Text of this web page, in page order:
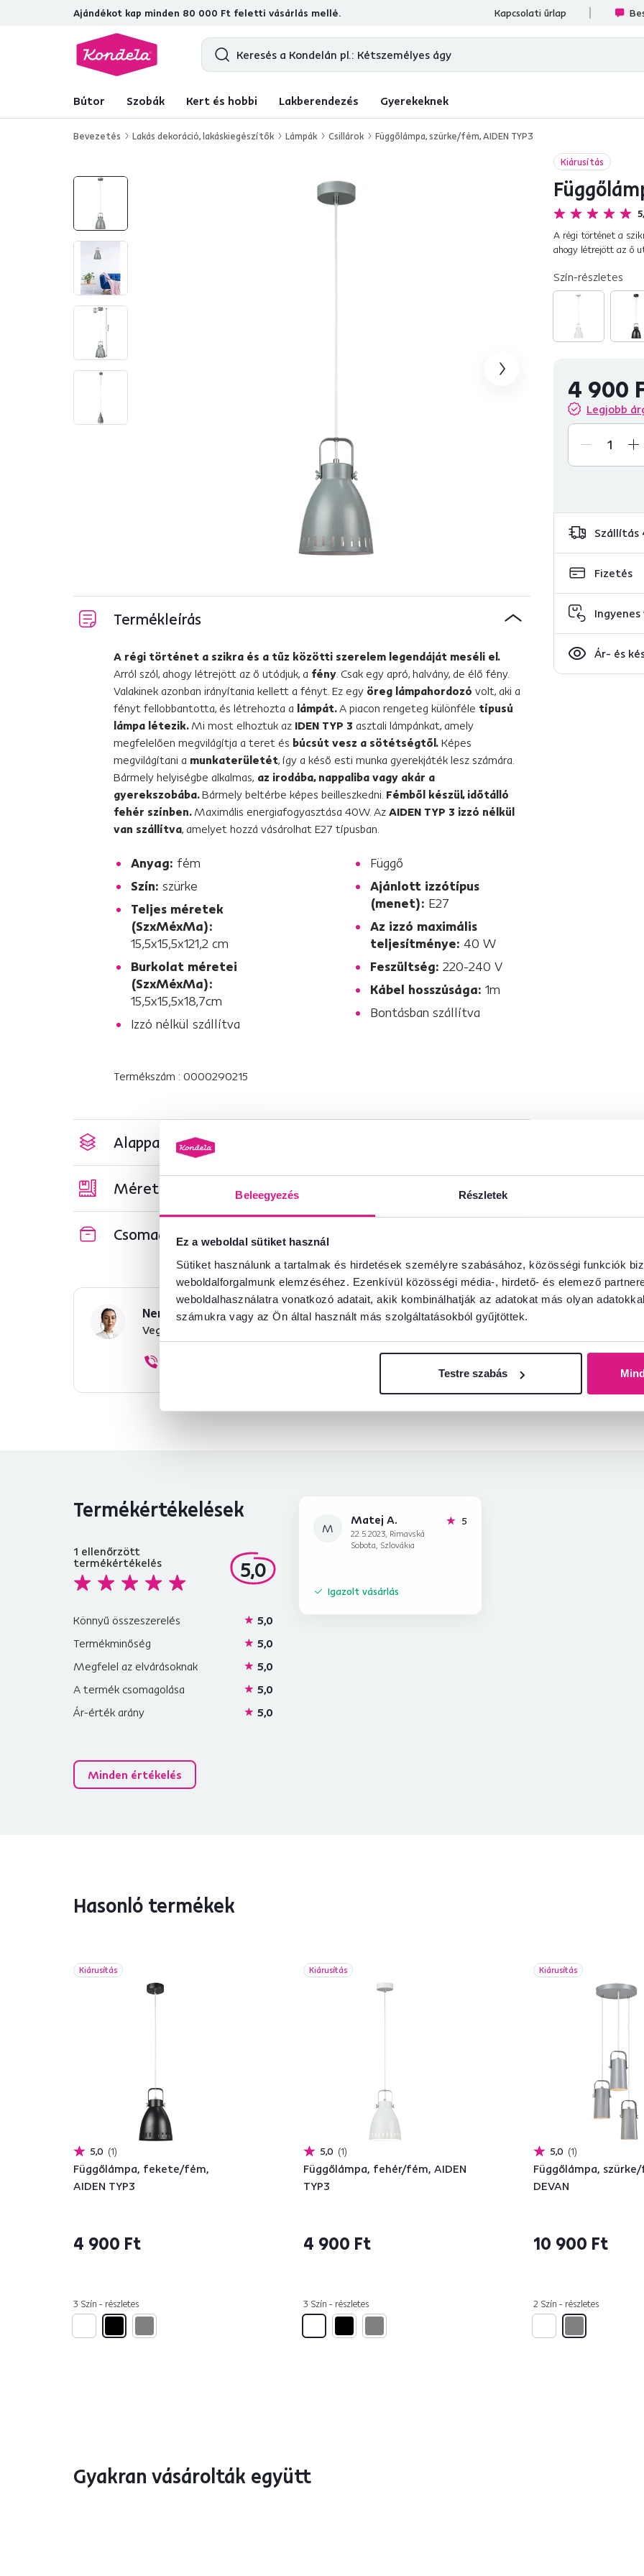
Beleegyezés Részletek
Ez a weboldal sütiket használ
Sütiket használunk a tartalmak és hirdetések személyre szabásához, közösségi funkciók
weboldalforgalmunk elemzéséhez. Ezenkívül közösségi média-, hirdető- és elemező
weboldalhasználatra vonatkozó adatait, akik kombinálhatják az adatokat más olyan
számukra vagy az Ön által használt más szolgáltatásokból gyűjtöttek.
Testre szabás
Ajándékot kap minden 80 000 Ft feletti vásárlás mellé.
4,7 31 285 ellenőrzött termékértékelések Kapcsolati űrlap
Bútor Szobák Kert és hobbi Lakberendezés Gyerekeknek
Bevezetés Lakás dekoráció, lakáskiegészítők Lámpák Csillárok Függőlámpa, szürke/fém, AIDEN TYP3
Kiárusítás
A régi történet a
ahogy létrejött az ő
Szín-részletes
4 900
Legjobb
Fizetés
Ár- és
Termékleírás
A régi történet a szikra és a tűz közötti szerelem legendáját meséli el.
Arról szól, ahogy létrejött az ő utódjuk, a fény. Csak egy apró, halvány, de élő fény.
Valakinek azonban irányítania kellett a fényt. Ez egy öreg lámpahordozó volt, aki a
fényt fellobbantotta, és létrehozta a lámpát.A piacon rengeteg különféle típusú
lámpa létezik. Mi most elhoztuk az IDEN TYP 3 asztali lámpánkat, amely
megfelelően megvilágítja a teret és búcsút vesz a sötétségtől. Képes
megvilágítani a munkaterületét, így a késő esti munka gyerekjáték lesz számára.
Bármely helyiségbe alkalmas, az irodába, nappaliba vagy akár a
gyerekszobába.Bármely beltérbe képes beilleszkedni. Fémből készül, időtálló
fehér színben. Maximális energiafogyasztása 40W. Az AIDEN TYP 3 izzó nélkül
van szállítva, amelyet hozzá vásárolhat E27 típusban.
Anyag: fém
Szín: szürke
Teljes méretek
(SzxMéxMa):
15,5x15,5x121,2 cm
Burkolat méretei
(SzxMéxMa):
15,5x15,5x18,7cm
Izzó nélkül szállítva
Függő
Ajánlott izzótípus
(menet): E27
Az izzó maximális
teljesítménye: 40 W
Feszültség: 220-240 V
Kábel hosszúsága: 1m
Bontásban szállítva
Termékszám : 0000290215
Alapparaméterek
Méretek és specifikációk
Csomagolási információk
Nem találta meg a szükséges információkat?
Vegye fel velünk a kapcsolatot, és örömmel adunk tanácsot
Termékértékelések
5,0
1 ellenőrzött
termékértékelés
Könnyű összeszerelés
5,0
Termékminőség
5,0
Megfelel az elvárásoknak
5,0
A termék csomagolása
5,0
Ár-érték arány
5,0
Minden értékelés
M
Matej A.
22.5.2023, Rimavská
Sobota, Szlovákia
5hviezdičiek
Igazolt vásárlás
Hasonló termékek
Kiárusítás
5,0 1
Függőlámpa, fekete/fém,
AIDEN TYP3
4 900 Ft
3 Szín - részletes
Kiárusítás
5,0 1
Függőlámpa, fehér/fém, AIDEN
TYP3
4 900 Ft
3 Szín - részletes
Kiárusítás
5,0 1
Függőlámpa,
DEVAN
10 900 Ft
2 Szín - részletes
Gyakran vásárolták együtt